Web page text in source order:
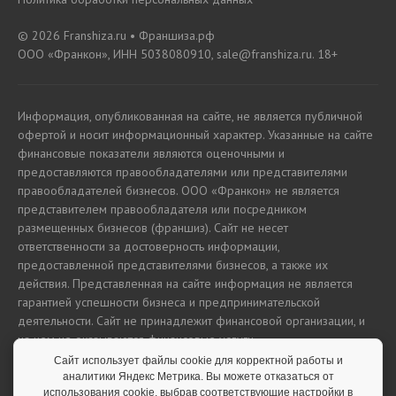
© 2026 Franshiza.ru • Франшиза.рф
ООО «Франкон», ИНН 5038080910, sale@franshiza.ru. 18+
Информация, опубликованная на сайте, не является публичной
офертой и носит информационный характер. Указанные на сайте
финансовые показатели являются оценочными и
предоставляются правообладателями или представителями
правообладателей бизнесов. ООО «Франкон» не является
представителем правообладателя или посредником
размещенных бизнесов (франшиз). Сайт не несет
ответственности за достоверность информации,
предоставленной представителями бизнесов, а также их
действия. Представленная на сайте информация не является
гарантией успешности бизнеса и предпринимательской
деятельности. Сайт не принадлежит финансовой организации, и
на нем не оказываются финансовые услуги.
Сайт использует файлы cookie для корректной работы и
аналитики Яндекс Метрика. Вы можете отказаться от
использования cookie, выбрав соответствующие настройки в